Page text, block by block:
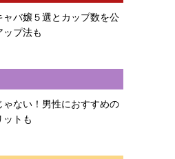
ャバ嬢５選とカップ数を公
プ法も
ゃない！男性におすすめの
トも